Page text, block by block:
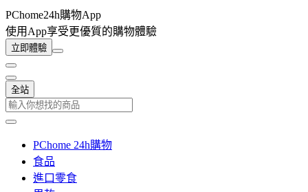
PChome24h購物App
使用App享受更優質的購物體驗
立即體驗
全站
PChome 24h購物
食品
進口零食